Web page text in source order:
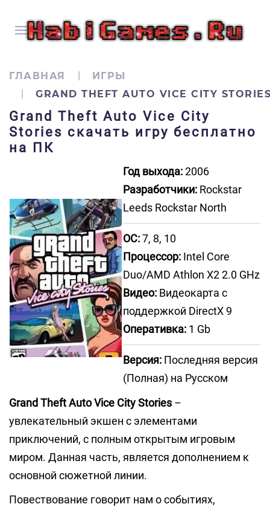
ГЛАВНАЯ
ИГРЫ
GRAND THEFT AUTO VICE CITY
Grand Theft Auto Vice City
Stories скачать игру бесплатно
на ПК
Год выхода:2006
Разработчики: Rockstar
Leeds Rockstar North
ОС:7, 8, 10
Процессор: Intel Core
Duo/AMD Athlon X2 2.0 GHz
Видео: Видеокарта с
поддержкой DirectX 9
Оперативка: 1 Gb
Версия: Последняя версия
(Полная) на Русском
Grand Theft Auto Vice City Stories–
увлекательный экшен с элементами
приключений, с полным открытым игровым
миром. Данная часть, является дополнением к
основной сюжетной линии.
Повествование говорит нам о событиях,